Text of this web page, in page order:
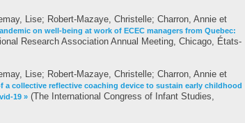
Lise; Robert-Mazaye, Christelle; Charron, Annie et
on well-being at work of ECEC managers from Quebec:
Research Association Annual Meeting, Chicago, États-
Lise; Robert-Mazaye, Christelle; Charron, Annie et
a collective reflective coaching device to sustain early childhood
19 » (The International Congress of Infant Studies,